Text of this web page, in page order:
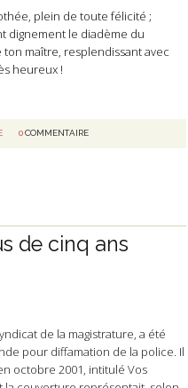
plein de toute félicité ;
dignement le diadème du
maître, resplendissant avec
heureux !
0COMMENTAIRE
de cinq ans
de la magistrature, a été
pour diffamation de la police. Il
octobre 2001, intitulé Vos